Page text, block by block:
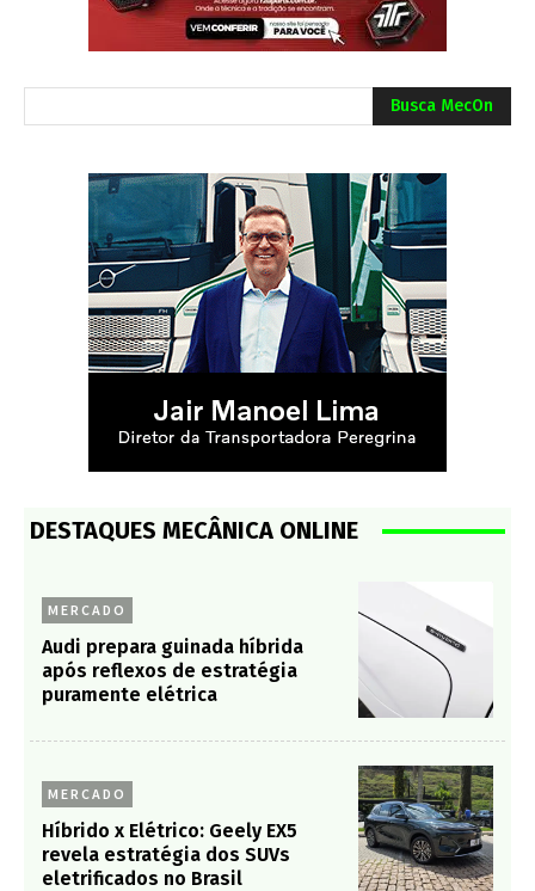
Busca MecOn
DESTAQUES MECÂNICA ONLINE
MERCADO
Audi prepara guinada híbrida
após reflexos de estratégia
puramente elétrica
MERCADO
Híbrido x Elétrico: Geely EX5
revela estratégia dos SUVs
eletrificados no Brasil